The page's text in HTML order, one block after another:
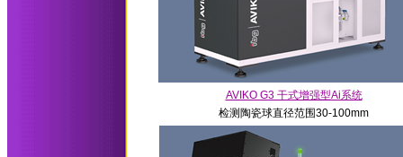
AVIKO G3 干式增强型Ai系统
检测陶瓷球直径范围30-100mm